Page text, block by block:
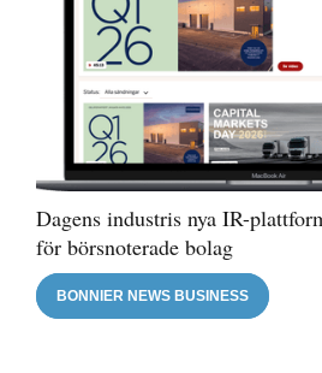
Dagens industris nya IR-
för börsnoterade bolag
BONNIER NEWS BUSINESS